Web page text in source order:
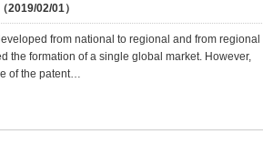
2019/02/01）
from national to regional and from regional
the formation of a single global market. However,
of the patent…